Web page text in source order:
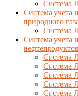
Система учета
природного газа
Система учета
нефтепродуктов